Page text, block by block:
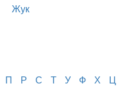
Жук
П Р С Т У Ф Х Ц